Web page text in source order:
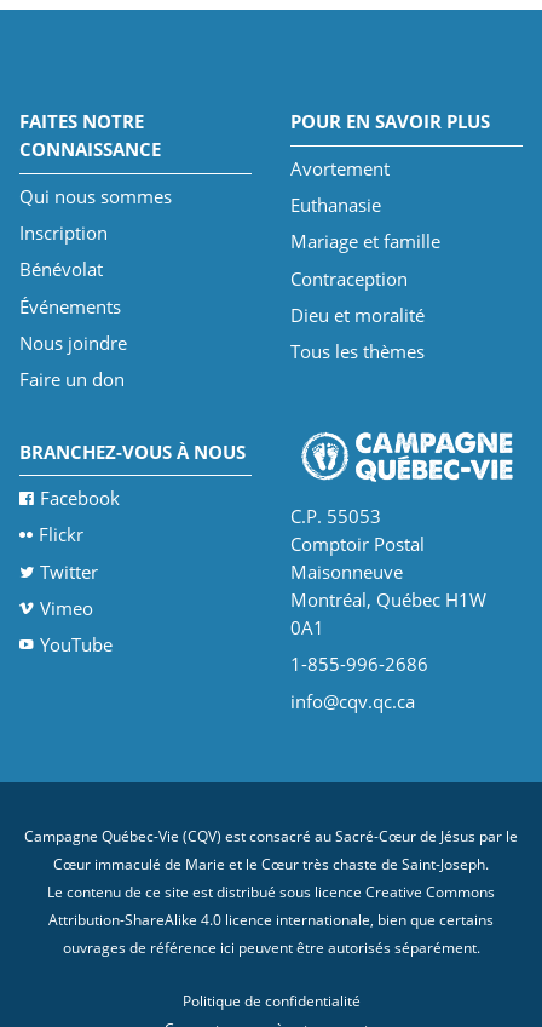
FAITES NOTRE
CONNAISSANCE
Qui nous sommes
Inscription
Bénévolat
Événements
Nous joindre
Faire un don
POUR EN SAVOIR PLUS
Avortement
Euthanasie
Mariage et famille
Contraception
Dieu et moralité
Tous les thèmes
BRANCHEZ-VOUS À NOUS
Facebook
Flickr
Twitter
Vimeo
YouTube
C.P. 55053
Comptoir Postal
Maisonneuve
Montréal, Québec H1W
0A1
1-855-996-2686
info@cqv.qc.ca
Campagne Québec-Vie (CQV) est consacré au Sacré-Cœur de Jésus par le
Cœur immaculé de Marie et le Cœur très chaste de Saint-Joseph.
Le contenu de ce site est distribué sous licence Creative Commons
Attribution-ShareAlike 4.0 licence internationale , bien que certains
ouvrages de référence ici peuvent être autorisés séparément.
Politique de confidentialité